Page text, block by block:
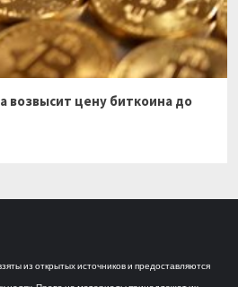
возвысит цену биткоина до
из открытых источников и предоставляются